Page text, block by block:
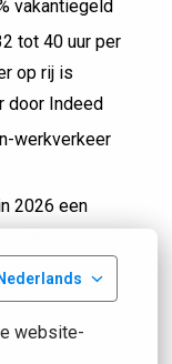
website-
vakantiegeld
tot 40 uur per
op rij is
door Indeed
werkverkeer
2026 een